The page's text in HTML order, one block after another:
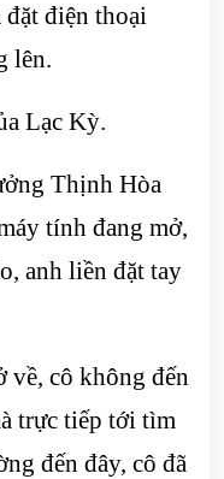
điện thoại
lên.
Lạc Kỳ.
Thịnh Hòa
tính đang mở,
anh liền đặt tay
về, cô không đến
trực tiếp tới tìm
đến đây, cô đã